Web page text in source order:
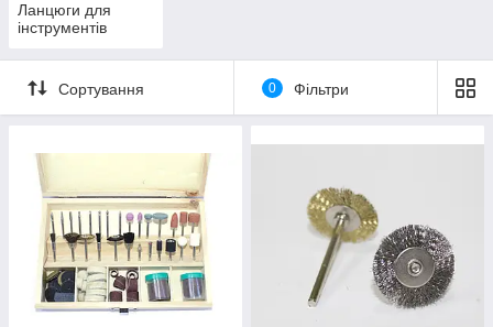
Ланцюги для
інструментів
Сортування 0 Фільтри